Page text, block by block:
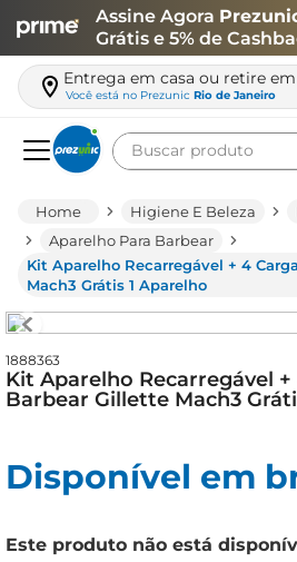
Assine Agora
Grátis e 5% de
Entrega em casa ou retire
Você está no Prezunic Rio de Janeiro
Buscar produto
Higiene E Beleza
Aparelho Para Barbear
Kit Aparelho Recarregável + 4
Mach3 Grátis 1 Aparelho
1888363
Kit Aparelho Recarregável +
Barbear Gillette Mach3
Disponível em
Este produto não está
leite
biscoito
iogurte
papel higiênico